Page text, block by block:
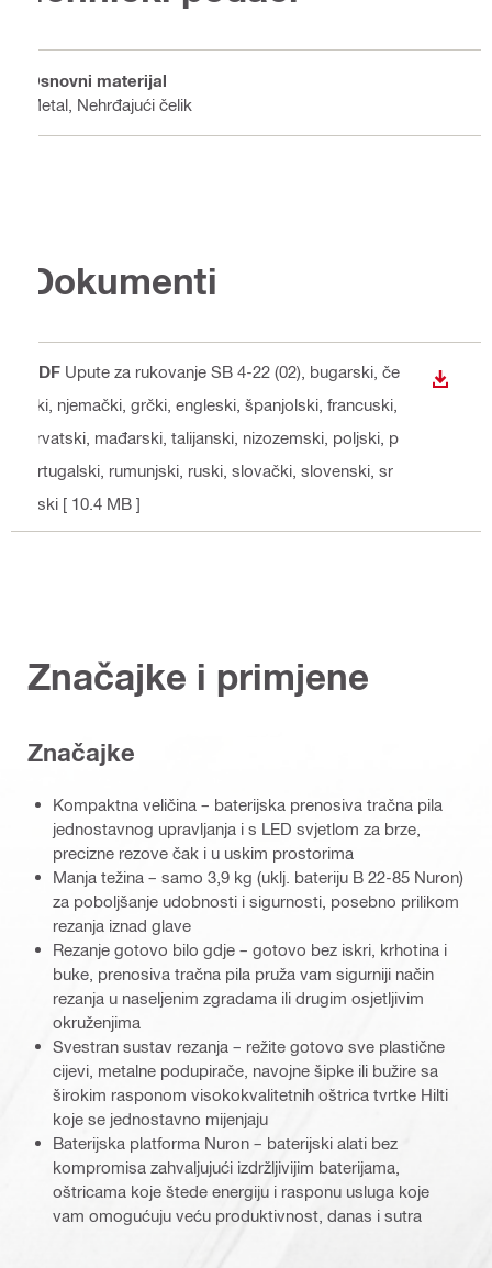
Osnovni materijal
Metal, Nehrđajući čelik
Dokumenti
PDF Upute za rukovanje SB 4-22 (02) , bugarski, če
ški, njemački, grčki, engleski, španjolski, francuski,
hrvatski, mađarski, talijanski, nizozemski, poljski, p
ortugalski, rumunjski, ruski, slovački, slovenski, sr
pski [ 10.4 MB ]
Značajke i primjene
Značajke
Kompaktna veličina – baterijska prenosiva tračna pila
jednostavnog upravljanja i s LED svjetlom za brze,
precizne rezove čak i u uskim prostorima
Manja težina – samo 3,9 kg (uklj. bateriju B 22-85 Nuron)
za poboljšanje udobnosti i sigurnosti, posebno prilikom
rezanja iznad glave
Rezanje gotovo bilo gdje – gotovo bez iskri, krhotina i
buke, prenosiva tračna pila pruža vam sigurniji način
rezanja u naseljenim zgradama ili drugim osjetljivim
okruženjima
Svestran sustav rezanja – režite gotovo sve plastične
cijevi, metalne podupirače, navojne šipke ili bužire sa
širokim rasponom visokokvalitetnih oštrica tvrtke Hilti
koje se jednostavno mijenjaju
Baterijska platforma Nuron – baterijski alati bez
kompromisa zahvaljujući izdržljivijim baterijama,
oštricama koje štede energiju i rasponu usluga koje
vam omogućuju veću produktivnost, danas i sutra